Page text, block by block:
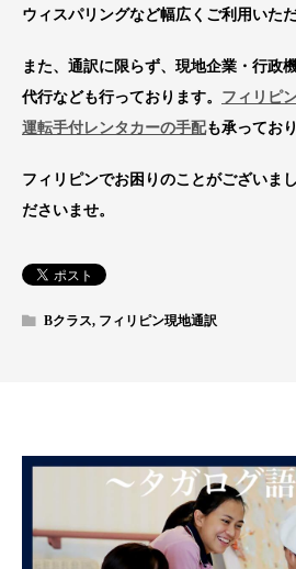
ウィスパリングなど幅広くご利用いただ
また、通訳に限らず、現地企業・行政
代行なども行っております。 フィリピ
運転手付レンタカーの手配も承っており
フィリピンでお困りのことがございま
ださいませ。
Bクラス, フィリピン現地通訳